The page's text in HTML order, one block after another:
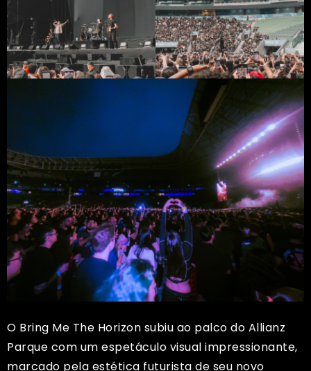
O Bring Me The Horizon subiu ao palco do Allianz
Parque com um espetáculo visual impressionante,
marcado pela estética futurista de seu novo